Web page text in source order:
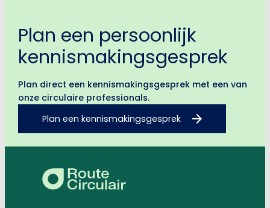
Plan een persoonlijk
kennismakingsgesprek
Plan direct een kennismakingsgesprek met een van
onze circulaire professionals.
Plan een kennismakingsgesprek